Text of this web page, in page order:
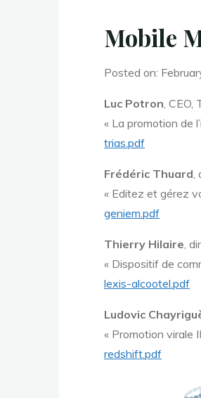
Mobile
Posted on:
Luc Potron, CEO,
« La promotion de
trias.pdf
Frédéric Thuard,
« Editez et gérez
geniem.pdf
Thierry Hilaire,
« Dispositif de
lexis-alcootel.pdf
Ludovic
« Promotion virale
redshift.pdf